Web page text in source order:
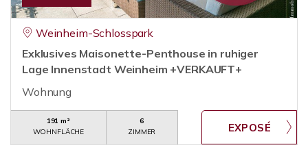
Weinheim-Schlosspark
Exklusives Maisonette-Penthouse in ruhiger
Lage Innenstadt Weinheim +VERKAUFT+
Wohnung
191 m²
WOHNFLÄCHE
6
ZIMMER